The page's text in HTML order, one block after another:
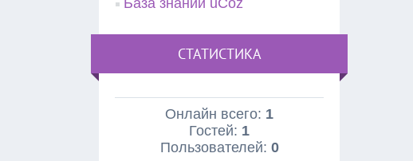
База знаний uCoz
СТАТИСТИКА
Онлайн всего: 1
Гостей: 1
Пользователей: 0